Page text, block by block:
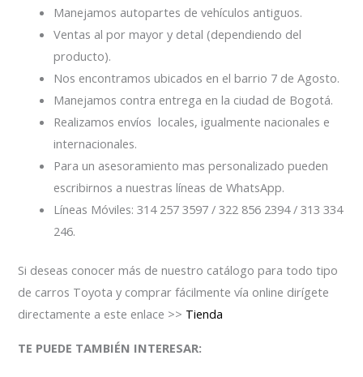
Manejamos autopartes de vehículos antiguos.
Ventas al por mayor y detal (dependiendo del
producto).
Nos encontramos ubicados en el barrio 7 de Agosto.
Manejamos contra entrega en la ciudad de Bogotá.
Realizamos envíos locales, igualmente nacionales e
internacionales.
Para un asesoramiento mas personalizado pueden
escribirnos a nuestras líneas de WhatsApp.
Líneas Móviles: 314 257 3597 / 322 856 2394 / 313 334
246.
Si deseas conocer más de nuestro catálogo para todo tipo
de carros Toyota y comprar fácilmente vía online dirígete
directamente a este enlace >> Tienda
TE PUEDE TAMBIÉN INTERESAR: